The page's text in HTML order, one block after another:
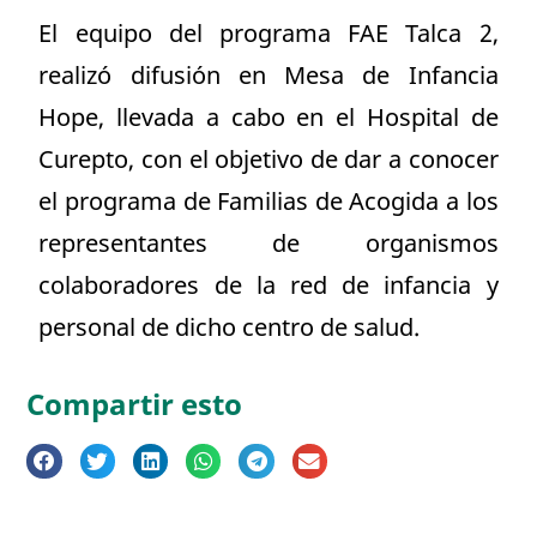
El equipo del programa FAE Talca 2,
realizó difusión en Mesa de Infancia
Hope, llevada a cabo en el Hospital de
Curepto, con el objetivo de dar a conocer
el programa de Familias de Acogida a los
representantes de organismos
colaboradores de la red de infancia y
personal de dicho centro de salud.
Compartir esto